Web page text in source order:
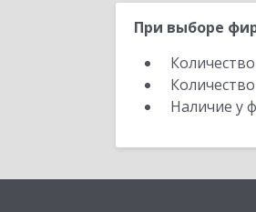
При выборе
Наличие у